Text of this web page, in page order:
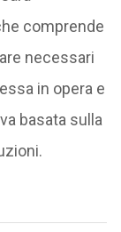
comprende
necessari
in opera e
basata sulla